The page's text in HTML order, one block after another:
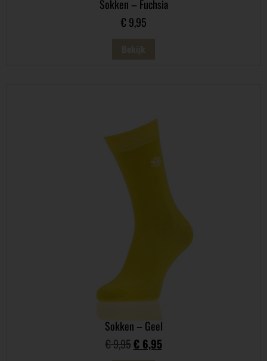
Sokken – Fuchsia
€ 9,95
Sokken – Geel
€9,95€6,95